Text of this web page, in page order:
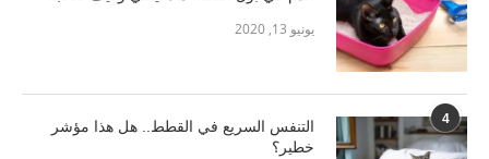
يونيو 13, 2020
4
التنفس السريع في القطط.. هل هذا مؤشر
خطير؟